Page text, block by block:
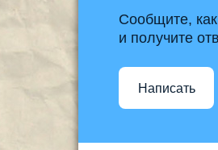
Сообщите,
и получите
Написать